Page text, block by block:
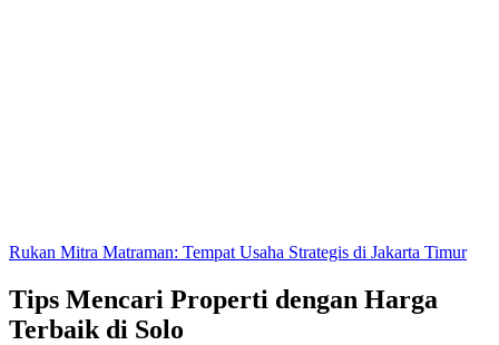
Rukan Mitra Matraman: Tempat Usaha Strategis di Jakarta Timur
Tips Mencari Properti dengan Harga
Terbaik di Solo